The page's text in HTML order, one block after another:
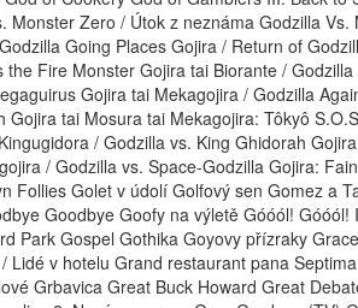
Monster Zero / Útok z neznáma Godzilla
Going Places Gojira / Return of
Fire Monster Gojira tai Biorante /
Gojira tai Mekagojira / Godzilla
tai Mosura tai Mekagojira: Tôkyô
/ Godzilla vs. King Ghidorah
/ Godzilla vs. Space-Godzilla Gojira:
Follies Golet v údolí Golfový sen Gomez a
Goodbye Goofy na výletě Góóól!
Park Gospel Gothika Goyovy přízraky
Lidé v hotelu Grand restaurant pana
Grbavica Great Buck Howard Great